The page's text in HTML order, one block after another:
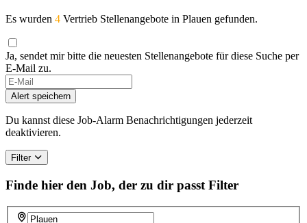
Es wurden 4 Vertrieb Stellenangebote in Plauen gefunden.
Ja, sendet mir bitte die neuesten Stellenangebote für diese Suche per
E-Mail zu.
Alert speichern
Du kannst diese Job-Alarm Benachrichtigungen jederzeit
deaktivieren.
Filter
Finde hier den Job, der zu dir passt Filter